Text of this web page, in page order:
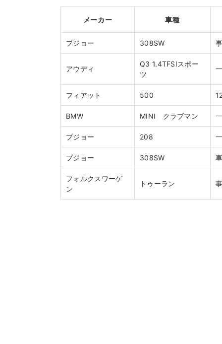
メーカー 車種
プジョー 308SW
アウディ
Q3 1.4TFSIスポー
ツ
フィアット 500
BMW MINI クラブマン
プジョー 208
プジョー 308SW
フォルクスワーゲ
ン
トゥーラン